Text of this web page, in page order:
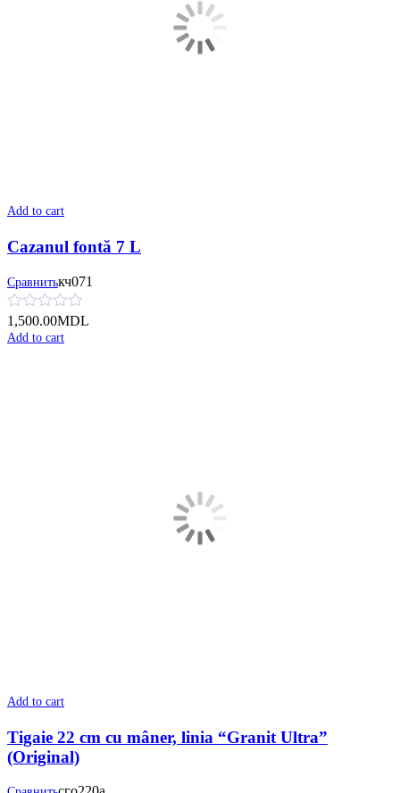
Add to cart
Cazanul fontă 7 L
Сравнитькч071
1,500.00MDL
Add to cart
Add to cart
Tigaie 22 cm cu mâner, linia “Granit Ultra”
(Original)